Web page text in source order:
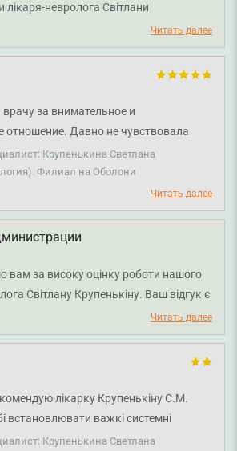
лікаря-невролога Світлани
Ми раді, що ви залишилися задоволені
та призначеним курсом лікування.
Читать далее
за внимательное и
отношение. Давно не чувствовала
и спокойно. На приеме все подробно
ясно объяснил причину моих
на все вопросы. Назначил лечение и
Остались положительные
Рекомендую!
Крупенькина Светлана
Филиал на Оболони
Читать далее
вам за високу оцінку роботи нашого
Світлану Крупенькіну. Ваш відгук є
того, наскільки важливими є
якісна комунікація та зрозумілі
на всі свої запитання та
візитом. Бажаємо вам
Читать далее
лікарку Крупенькіну С.М.
встановлювати важкі системні
час первинного прийому, без жодних
Крупенькина Светлана